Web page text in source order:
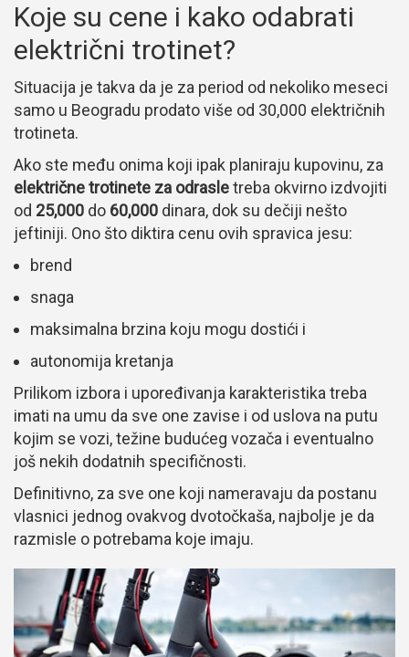
Koje su cene i kako odabrati
električni trotinet?
Situacija je takva da je za period od nekoliko meseci
samo u Beogradu prodato više od 30,000 električnih
trotineta.
Ako ste među onima koji ipak planiraju kupovinu, za
električne trotinete za odrasletreba okvirno izdvojiti
od 25,000 do 60,000 dinara, dok su dečiji nešto
jeftiniji. Ono što diktira cenu ovih spravica jesu:
brend
snaga
maksimalna brzina koju mogu dostići i
autonomija kretanja
Prilikom izbora i upoređivanja karakteristika treba
imati na umu da sve one zavise i od uslova na putu
kojim se vozi, težine budućeg vozača i eventualno
još nekih dodatnih specifičnosti.
Definitivno, za sve one koji nameravaju da postanu
vlasnici jednog ovakvog dvotočkaša, najbolje je da
razmisle o potrebama koje imaju.